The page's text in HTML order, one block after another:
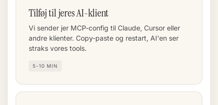
Tilføj til jeres AI-klient
Vi sender jer MCP-config til Claude, Cursor eller
andre klienter. Copy-paste og restart, AI'en ser
straks vores tools.
5-10 MIN